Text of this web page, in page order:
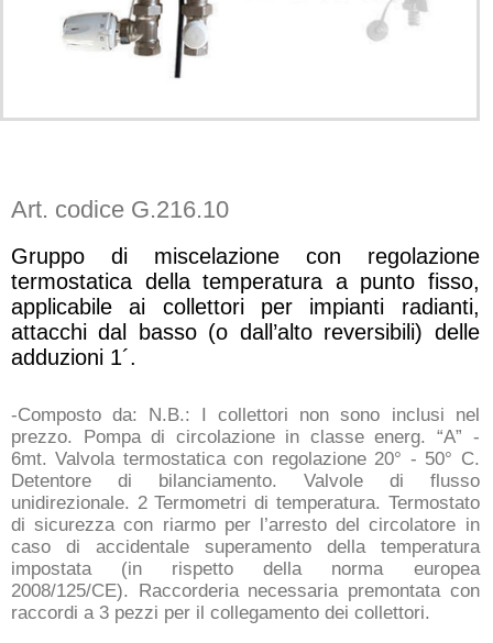
Art. codice G.216.10
Gruppo di miscelazione con regolazione
termostatica della temperatura a punto fisso,
applicabile ai collettori per impianti radianti,
attacchi dal basso (o dall’alto reversibili) delle
adduzioni 1´.
-Composto da: N.B.: I collettori non sono inclusi nel
prezzo. Pompa di circolazione in classe energ. “A” -
6mt. Valvola termostatica con regolazione 20° - 50° C.
Detentore di bilanciamento. Valvole di flusso
unidirezionale. 2 Termometri di temperatura. Termostato
di sicurezza con riarmo per l’arresto del circolatore in
caso di accidentale superamento della temperatura
impostata (in rispetto della norma europea
2008/125/CE). Raccorderia necessaria premontata con
raccordi a 3 pezzi per il collegamento dei collettori.